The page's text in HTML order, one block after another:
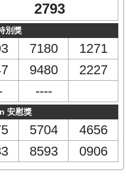
2793
別獎
7180
1271
9480
2227
----
安慰獎
5704
4656
8593 0906